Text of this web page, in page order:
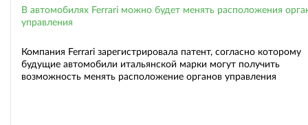
В автомобилях Ferrari можно будет менять расположения
управления
Компания Ferrari зарегистрировала патент, согласно которому
будущие автомобили итальянской марки могут получить
возможность менять расположение органов управления